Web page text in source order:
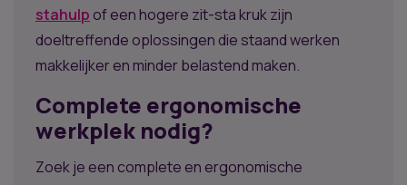
stahulp of een hogere zit-sta kruk zijn
doeltreffende oplossingen die staand werken
makkelijker en minder belastend maken.
Complete ergonomische
werkplek nodig?
Zoek je een complete en ergonomische